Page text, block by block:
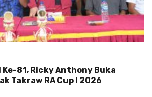
Ke-81, Ricky Anthony Buka
Takraw RA Cup I 2026